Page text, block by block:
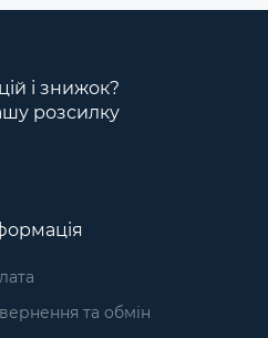
і знижок?
розсилку
та обмін